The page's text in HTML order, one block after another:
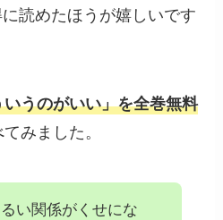
読めたほうが嬉しいです
いうのがいい」を全巻無料
みました。
るい関係がくせにな